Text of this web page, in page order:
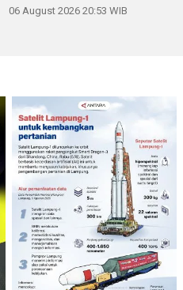
06 August 2026 20:53 WIB